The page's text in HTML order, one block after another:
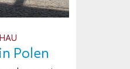
Polen